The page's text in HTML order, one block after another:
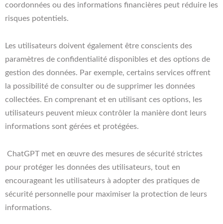
coordonnées ou des informations financières peut réduire les
risques potentiels.
Les utilisateurs doivent également être conscients des
paramètres de confidentialité disponibles et des options de
gestion des données. Par exemple, certains services offrent
la possibilité de consulter ou de supprimer les données
collectées. En comprenant et en utilisant ces options, les
utilisateurs peuvent mieux contrôler la manière dont leurs
informations sont gérées et protégées.
ChatGPT met en œuvre des mesures de sécurité strictes
pour protéger les données des utilisateurs, tout en
encourageant les utilisateurs à adopter des pratiques de
sécurité personnelle pour maximiser la protection de leurs
informations.